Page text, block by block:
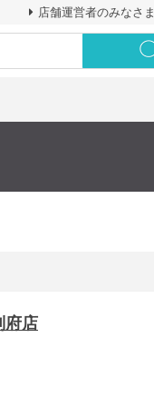
店舗運営者のみなさま
店